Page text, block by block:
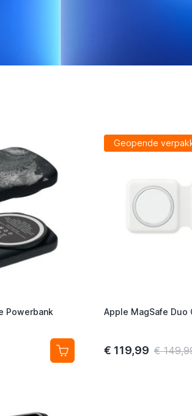
Powerbank
Geopende
Apple MagSafe Duo
€ 119,99 €